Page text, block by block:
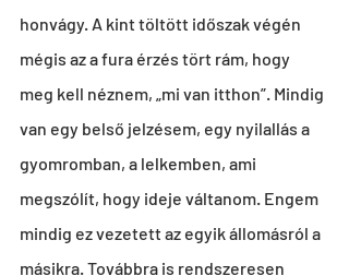
honvágy. A kint töltött időszak végén
mégis az a fura érzés tört rám, hogy
meg kell néznem, „mi van itthon”. Mindig
van egy belső jelzésem, egy nyilallás a
gyomromban, a lelkemben, ami
megszólít, hogy ideje váltanom. Engem
mindig ez vezetett az egyik állomásról a
másikra. Továbbra is rendszeresen